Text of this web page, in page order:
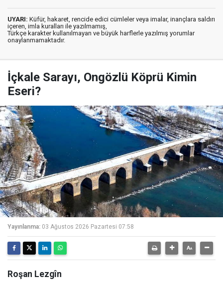
UYARI: Küfür, hakaret, rencide edici cümleler veya imalar, inançlara saldırı
içeren, imla kuralları ile yazılmamış,
Türkçe karakter kullanılmayan ve büyük harflerle yazılmış yorumlar
onaylanmamaktadır.
İçkale Sarayı, Ongözlü Köprü Kimin
Eseri?
Yayınlanma: 03 Ağustos 2026 Pazartesi 07:58
Roşan Lezgîn